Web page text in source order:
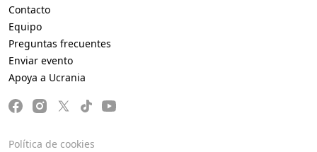
Contacto
Equipo
Preguntas frecuentes
Enviar evento
Apoya a Ucrania
Política de cookies